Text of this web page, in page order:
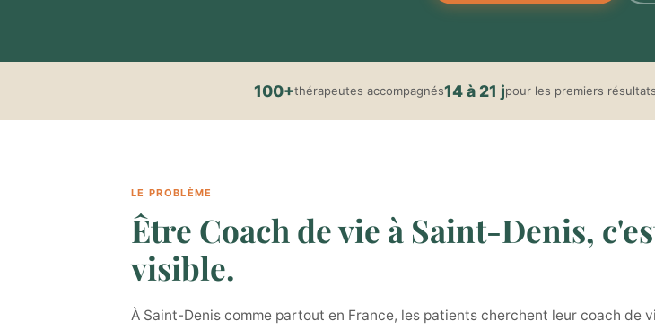
100+thérapeutes accompagnés14 à 21 jpour les premiers résultats
LE PROBLÈME
Être Coach de vie à Saint-Denis,
visible.
À Saint-Denis comme partout en France, les patients cherchent leur coach de